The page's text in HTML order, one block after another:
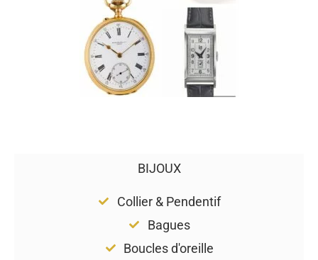
BIJOUX
Collier & Pendentif
Bagues
Boucles d'oreille